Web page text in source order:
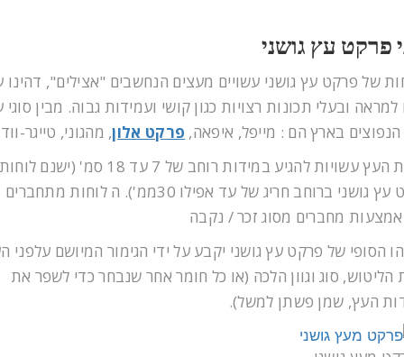
פרקט עץ גושני
של פרקט עץ גושני עשויים מעצים הנחשבים "אצילים", דהינו
למראה ובעלי תכונות רצויות כגון קושי ועמידות גבוה. מבין סוגי
בארץ הם : מייפל, איפאה, פרקט אלון, מהגוני, טייגר-
לוחות העץ עשויות להגיע במידות רוחב של 7 עד 18 סמ' (ישנם
פרקט עץ גושני ברוחב חריג של עד אפילו 30ממ'). ה לוחות
מחברים מסוג זכר / נקבה
הסופי של פרקט עץ גושני יקבע על ידי הגימור המיושם עלפני
הליטוש, סוג וגוון הלכה (או כל חומר אחר שנבחר כדי לשפר את
העץ, שמן פשתן למשל).